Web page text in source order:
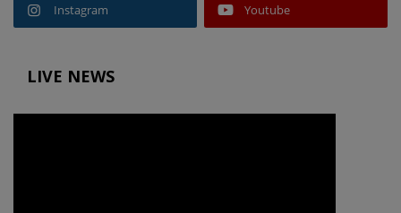
Instagram Youtube
LIVE NEWS